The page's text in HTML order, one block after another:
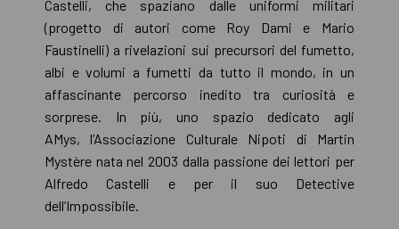
Castelli, che spaziano dalle uniformi militari
(progetto di autori come Roy Dami e Mario
Faustinelli) a rivelazioni sui precursori del fumetto,
albi e volumi a fumetti da tutto il mondo, in un
affascinante percorso inedito tra curiosità e
sorprese. In più, uno spazio dedicato agli
AMys, l’Associazione Culturale Nipoti di Martin
Mystère nata nel 2003 dalla passione dei lettori per
Alfredo Castelli e per il suo Detective
dell’Impossibile.